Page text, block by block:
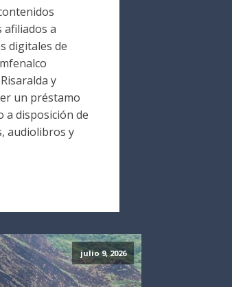
a
digitales de
y
un préstamo
disposición de
audiolibros y
julio 9, 2026